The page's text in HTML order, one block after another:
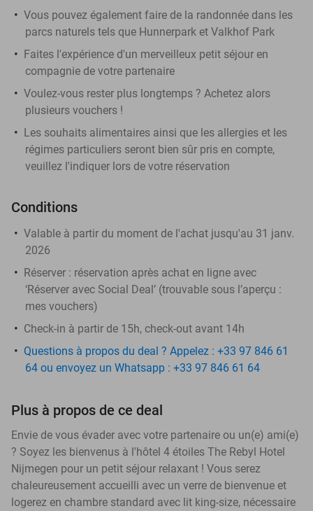
Vous pouvez également faire de la randonnée dans les
parcs naturels tels que Hunnerpark et Valkhof Park
Faites l'expérience d'un merveilleux petit séjour en
compagnie de votre partenaire
Voulez-vous rester plus longtemps ? Achetez alors
plusieurs vouchers !
Les souhaits alimentaires ainsi que les allergies et les
régimes particuliers seront bien sûr pris en compte,
veuillez l'indiquer lors de votre réservation
Conditions
Valable à partir du moment de l'achat jusqu'au 31 janv.
2026
Réserver : réservation après achat en ligne avec
‘Réserver avec Social Deal’ (trouvable sous l’aperçu :
mes vouchers)
Check-in à partir de 15h, check-out avant 14h
Questions à propos du deal ? Appelez : +33 97 846 61
64 ou envoyez un Whatsapp : +33 97 846 61 64
Plus à propos de ce deal
Envie de vous évader avec votre partenaire ou un(e) ami(e)
? Soyez les bienvenus à l'hôtel 4 étoiles The Rebyl Hotel
Nijmegen pour un petit séjour relaxant ! Vous serez
chaleureusement accueilli avec un verre de bienvenue et
logerez en chambre standard avec lit king-size, nécessaire